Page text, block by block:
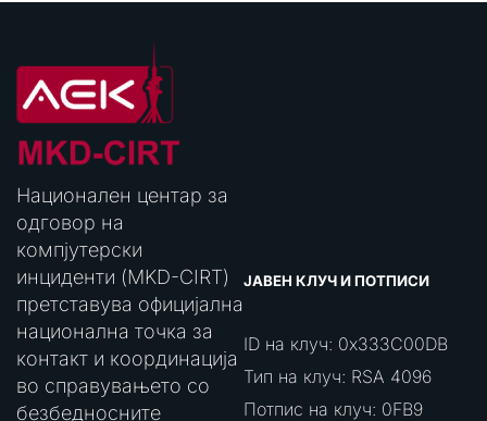
Национален центар за
одговор на
компјутерски
инциденти (MKD-CIRT)
претставува официјална
национална точка за
контакт и координација
во справувањето со
безбедносните
ЈАВЕН КЛУЧ И ПОТПИСИ
ID на клуч: 0x333C00DB
Тип на клуч: RSA 4096
Потпис на клуч: 0FB9